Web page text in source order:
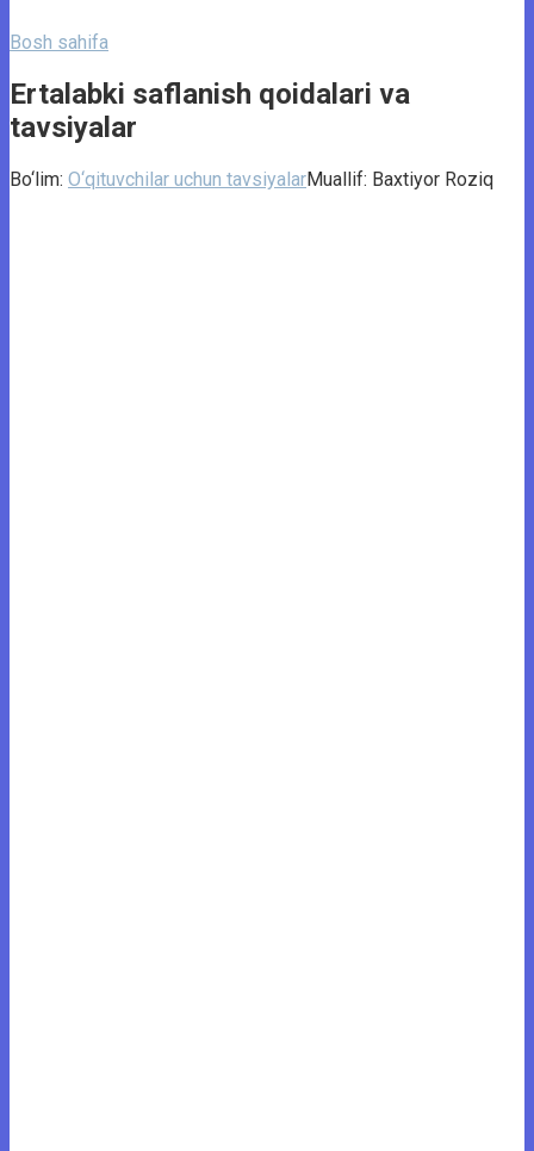
Bosh sahifa
Ertalabki saflanish qoidalari va
tavsiyalar
Bo‘lim: O‘qituvchilar uchun tavsiyalarMuallif: Baxtiyor Roziq